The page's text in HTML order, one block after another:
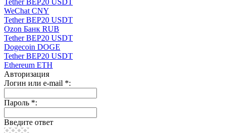
WeChat CNY
Tether BEP20 USDT
Ozon Банк RUB
Tether BEP20 USDT
Dogecoin DOGE
Tether BEP20 USDT
Ethereum ETH
Авторизация
Логин или e-mail *:
Пароль *:
Введите ответ